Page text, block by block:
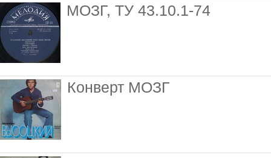
МОЗГ, ТУ 43.10.1-74
Конверт МОЗГ